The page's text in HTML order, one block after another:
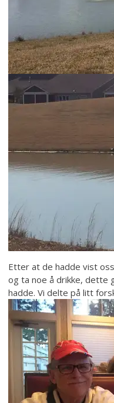
Etter at de hadde vist
og ta noe å drikke, dette
hadde. Vi delte på litt